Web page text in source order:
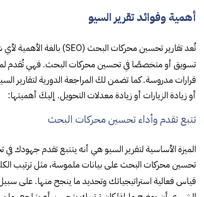
أهمية وفوائد تقرير السيو
تُعد تقارير تحسين محركات البحث (SEO) بالغة الأهمية لأي شخص يعمل في مجال
تسويق أو متخصصًا في تحسين محركات البحث. فهي تُقدم
قرارات مدروسة. كما تضمن لكَ المراجعة الدورية لتقارير
أو زيادة الزيارات أو زيادة معدلات التحويل. إليكَ أهميتها:
تتبع تقدم وأداء تحسين محركات البحث
الميزة الأساسية لتقرير السيو هي أنه يتتبع تقدم
تحسين محركات البحث على بيانات ملموسة، مثل ترتيب
قياس فعالية استراتيجياتك وتحديد ما ينجح منها. على